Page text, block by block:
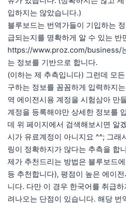
입하지는 않았습니다.)
블루보드는 번역가들이 기입하는
급되는지를 명확하게 알 수 있는 반
https://www.proz.com/business/
는 정보를 기반으로 합니다.
(이하는 제 추측입니다) 그런데 모
구하는 정보를 꼼꼼하게 입력하지
역 에이전시용 계정을 시험삼아 만
계정을 등록해야만 상세한 정보를
데 위 페이지에서 검색해보시면 알
시가 유료계정이 아니지요 ^^; 그래
링이 정확하지가 않다는 추측을 합
제가 추천드리는 방법은 블루보드
등 추천합니다), 평점이 높은 에이
니다. 다만 이 경우 한국어를 취급
려나오는 단점이 있습니다. 해당 번